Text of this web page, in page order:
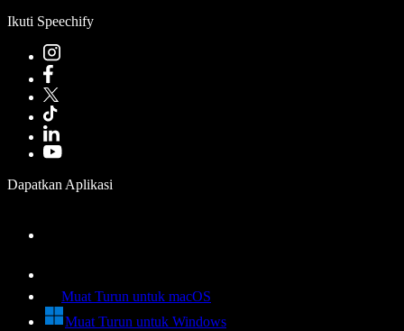
Ikuti Speechify
Dapatkan Aplikasi
Muat Turun untuk macOS
Muat Turun untuk Windows